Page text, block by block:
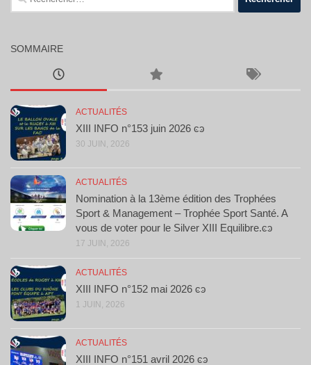
SOMMAIRE
ACTUALITÉS
XIII INFO n°153 juin 2026 ͼͽ
30 JUIN, 2026
ACTUALITÉS
Nomination à la 13ème édition des Trophées
Sport & Management – Trophée Sport Santé. A
vous de voter pour le Silver XIII Equilibre.ͼͽ
17 JUIN, 2026
ACTUALITÉS
XIII INFO n°152 mai 2026 ͼͽ
1 JUIN, 2026
ACTUALITÉS
XIII INFO n°151 avril 2026 ͼͽ